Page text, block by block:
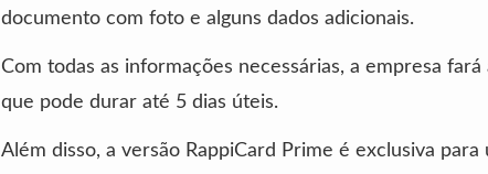
documento com foto e alguns dados adicionais.
Com todas as informações necessárias, a empresa
que pode durar até 5 dias úteis.
Além disso, a versão RappiCard Prime é exclusiva para